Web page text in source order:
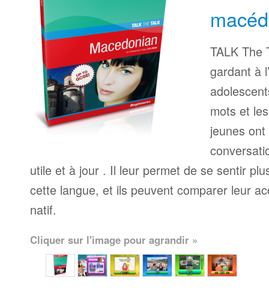
TALK The
gardant à
mots et
jeunes
utile et à jour . Il leur permet de se sentir
cette langue, et ils peuvent comparer leur
natif.
Cliquer sur l'image pour agrandir »